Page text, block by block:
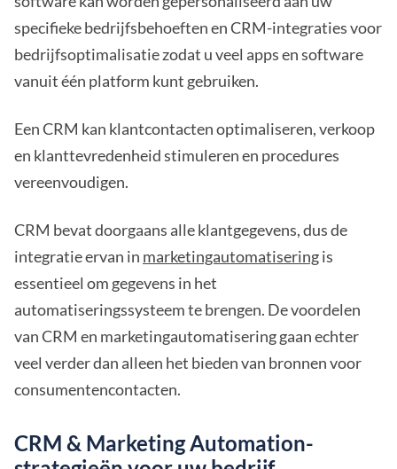
specifieke bedrijfsbehoeften en CRM-integraties voor
bedrijfsoptimalisatie zodat u veel apps en software
vanuit één platform kunt gebruiken.
Een CRM kan klantcontacten optimaliseren, verkoop
en klanttevredenheid stimuleren en procedures
vereenvoudigen.
CRM bevat doorgaans alle klantgegevens, dus de
integratie ervan in marketingautomatiseringis
essentieel om gegevens in het
automatiseringssysteem te brengen. De voordelen
van CRM en marketingautomatisering gaan echter
veel verder dan alleen het bieden van bronnen voor
consumentencontacten.
CRM & Marketing Automation-